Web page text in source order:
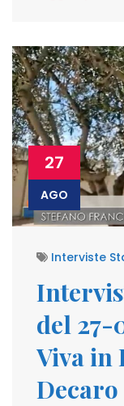
27
AGO
Interviste
del 27-
Viva in
Decaro